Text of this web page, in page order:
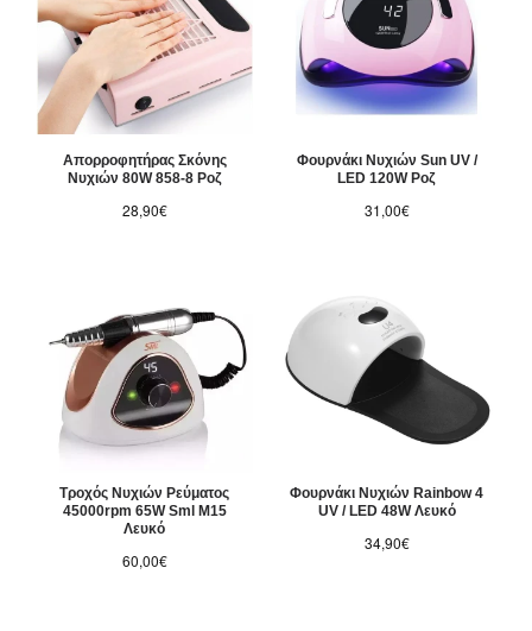
Απορροφητήρας Σκόνης
Νυχιών 80W 858-8 Ροζ
28,90€
Φουρνάκι Νυχιών Sun UV /
LED 120W Ροζ
31,00€
Τροχός Νυχιών Ρεύματος
45000rpm 65W Sml M15
Λευκό
60,00€
Φουρνάκι Νυχιών Rainbow 4
UV / LED 48W Λευκό
34,90€